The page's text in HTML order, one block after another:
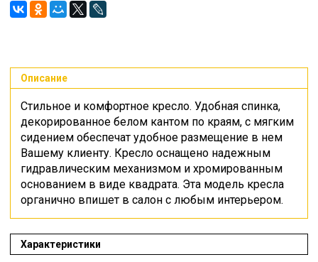
Описание
Стильное и комфортное кресло. Удобная спинка,
декорированное белом кантом по краям, с мягким
сидением обеспечат удобное размещение в нем
Вашему клиенту. Кресло оснащено надежным
гидравлическим механизмом и хромированным
основанием в виде квадрата. Эта модель кресла
органично впишет в салон с любым интерьером.
Характеристики